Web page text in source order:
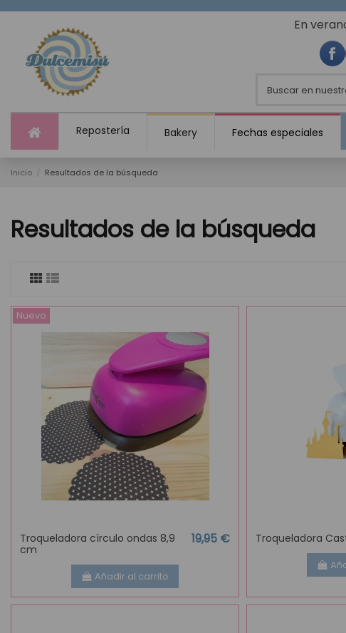
En
Repostería Bakery Fechas especiales
Inicio Resultados de la búsqueda
Resultados de la búsqueda
Nuevo
Troqueladora círculo ondas 8,9
cm
19,95 €
Añadir al carrito
Troqueladora